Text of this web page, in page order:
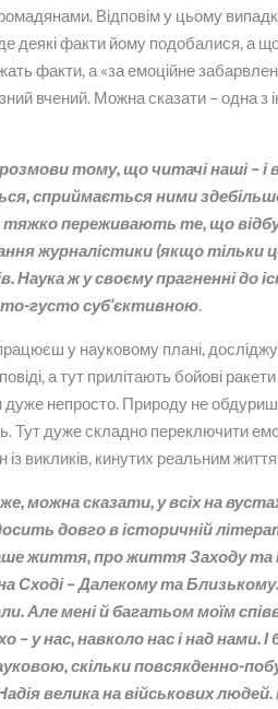
Відповім у цьому
де деякі факти йому подобалися, а
факти, а «за емоційне
вчений. Можна сказати – одна з
тому, що читачі наші – і
сприймається ними
переживають те, що
журналістики (якщо тільки
Наука ж у своєму прагненні до
густо суб’єктивною.
у науковому плані,
а тут прилітають бойові
дуже непросто. Природу не
Тут дуже складно переключити
із викликів, кинутих реальним
можна сказати, у всіх на
довго в історичній
життя, про життя Заходу та
на Сході – Далекому та
Але мені й багатьом моїм
– у нас, навколо нас і над нами.
скільки повсякденно-
велика на військових людей.